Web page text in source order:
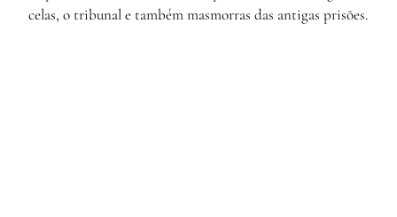
celas, o tribunal e também masmorras das antigas prisões.